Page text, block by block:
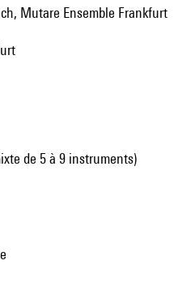
Mutare Ensemble Frankfurt
de 5 à 9 instruments)